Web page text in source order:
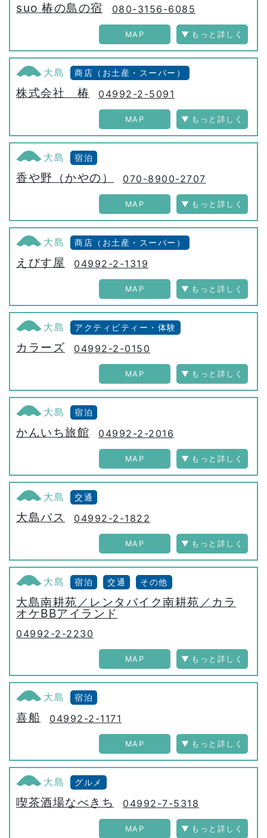
suo 椿の島の宿 080-3156-6085
MAP
大島 商店（お土産・スーパー）
株式会社 椿 04992-2-5091
MAP
大島 宿泊
香や野（かやの） 070-8900-2707
MAP
大島 商店（お土産・スーパー）
えびす屋 04992-2-1319
MAP
大島 アクティビティー・体験
カラーズ 04992-2-0150
MAP
大島 宿泊
かんいち旅館 04992-2-2016
MAP
大島 交通
大島バス 04992-2-1822
MAP
大島 宿泊 交通 その他
大島南耕苑／レンタバイク南耕苑／カラ
オケBBアイランド
04992-2-2230
MAP
大島 宿泊
喜船 04992-2-1171
MAP
大島 グルメ
喫茶酒場なべきち 04992-7-5318
MAP